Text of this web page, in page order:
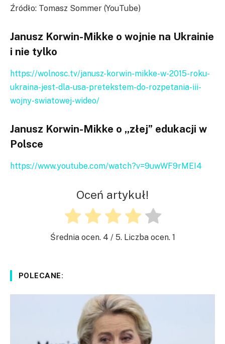
Źródło: Tomasz Sommer (YouTube)
Janusz Korwin-Mikke o wojnie na Ukrainie
i nie tylko
https://wolnosc.tv/janusz-korwin-mikke-w-2015-roku-
ukraina-jest-dla-usa-pretekstem-do-rozpetania-iii-
wojny-swiatowej-wideo/
Janusz Korwin-Mikke o „złej” edukacji w
Polsce
https://www.youtube.com/watch?v=9uwWF9rMEI4
Oceń artykuł!
Średnia ocen. 4 / 5. Liczba ocen. 1
POLECANE: